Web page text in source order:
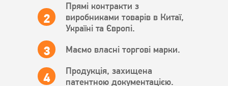
Прямі контракти з
виробниками товарів в Китаї,
Україні та Європі.
Маємо власні торгові марки.
Продукція, захищена
патентною документацією.